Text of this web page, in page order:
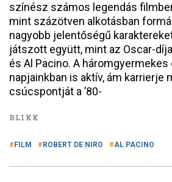
színész számos legendás
mint százötven alkotásban
nagyobb jelentőségű
játszott együtt, mint az Oscar-
és Al Pacino. A háromgyermekes
napjainkban is aktív, ám karrierje
csúcspontját a ’80-
BLIKK
FILM ROBERT DE NIRO AL PACINO